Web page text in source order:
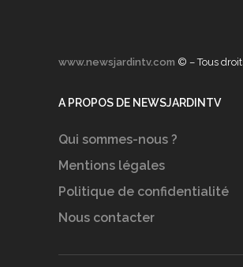
www.newsjardintv.com © – Tous
A PROPOS DE NEWSJARDINTV
Qui sommes-nous ?
Mentions légales
Politique de confidentialité
Nous contacter